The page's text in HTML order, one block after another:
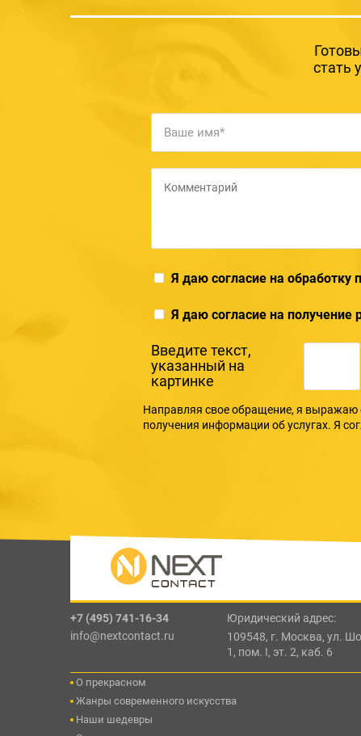
стать
Я даю согласие на обработку
Я даю согласие на
Введите текcт,
указанный на
картинке
Направляя свое обращение, я выражаю
получения информации об услугах. Я
+7 (495) 741-16-34
info@nextcontact.ru
Юридический адрес:
109548, г. Москва, ул.
1, пом. I, эт. 2, каб. 6
О прекрасном
Жанры современного искусства
Наши шедевры